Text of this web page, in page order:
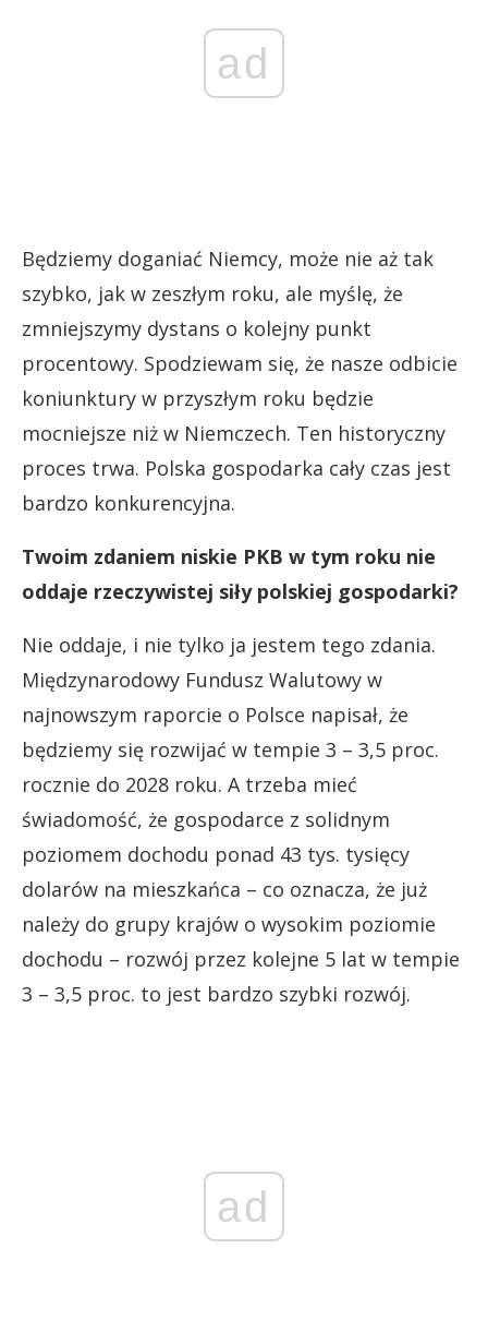
ad
Będziemy doganiać Niemcy, może nie aż tak
szybko, jak w zeszłym roku, ale myślę, że
zmniejszymy dystans o kolejny punkt
procentowy. Spodziewam się, że nasze odbicie
koniunktury w przyszłym roku będzie
mocniejsze niż w Niemczech. Ten historyczny
proces trwa. Polska gospodarka cały czas jest
bardzo konkurencyjna.
Twoim zdaniem niskie PKB w tym roku nie
oddaje rzeczywistej siły polskiej gospodarki?
Nie oddaje, i nie tylko ja jestem tego zdania.
Międzynarodowy Fundusz Walutowy w
najnowszym raporcie o Polsce napisał, że
będziemy się rozwijać w tempie 3 – 3,5 proc.
rocznie do 2028 roku. A trzeba mieć
świadomość, że gospodarce z solidnym
poziomem dochodu ponad 43 tys. tysięcy
dolarów na mieszkańca – co oznacza, że już
należy do grupy krajów o wysokim poziomie
dochodu – rozwój przez kolejne 5 lat w tempie
3 – 3,5 proc. to jest bardzo szybki rozwój.
ad